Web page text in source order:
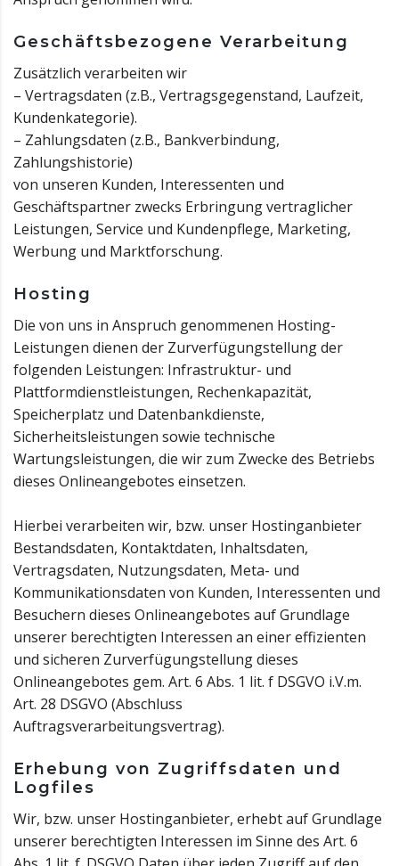
Geschäftsbezogene Verarbeitung
Zusätzlich verarbeiten wir
– Vertragsdaten (z.B., Vertragsgegenstand, Laufzeit,
Kundenkategorie).
– Zahlungsdaten (z.B., Bankverbindung,
Zahlungshistorie)
von unseren Kunden, Interessenten und
Geschäftspartner zwecks Erbringung vertraglicher
Leistungen, Service und Kundenpflege, Marketing,
Werbung und Marktforschung.
Hosting
Die von uns in Anspruch genommenen Hosting-
Leistungen dienen der Zurverfügungstellung der
folgenden Leistungen: Infrastruktur- und
Plattformdienstleistungen, Rechenkapazität,
Speicherplatz und Datenbankdienste,
Sicherheitsleistungen sowie technische
Wartungsleistungen, die wir zum Zwecke des Betriebs
dieses Onlineangebotes einsetzen.
Hierbei verarbeiten wir, bzw. unser Hostinganbieter
Bestandsdaten, Kontaktdaten, Inhaltsdaten,
Vertragsdaten, Nutzungsdaten, Meta- und
Kommunikationsdaten von Kunden, Interessenten und
Besuchern dieses Onlineangebotes auf Grundlage
unserer berechtigten Interessen an einer effizienten
und sicheren Zurverfügungstellung dieses
Onlineangebotes gem. Art. 6 Abs. 1 lit. f DSGVO i.V.m.
Art. 28 DSGVO (Abschluss
Auftragsverarbeitungsvertrag).
Erhebung von Zugriffsdaten und
Logfiles
Wir, bzw. unser Hostinganbieter, erhebt auf Grundlage
unserer berechtigten Interessen im Sinne des Art. 6